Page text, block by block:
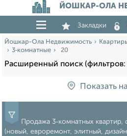
ЙОШКАР-ОЛА
Закладки
Йошкар-Ола Недвижимость
3‑комнатные
20
Расширенный поиск (фильтров:
Показать
Продажа 3‑комнатных
(новый, евроремонт, элитный,